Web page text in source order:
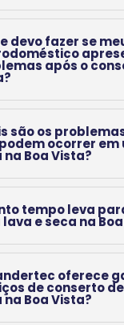
devo fazer se
após o
são os
ocorrer em
na Boa Vista?
tempo leva
e seca na
oferece
de conserto
na Boa Vista?